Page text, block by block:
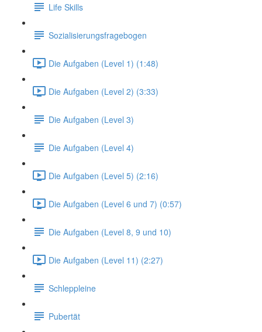
Life Skills
Sozialisierungsfragebogen
Die Aufgaben (Level 1) (1:48)
Die Aufgaben (Level 2) (3:33)
Die Aufgaben (Level 3)
Die Aufgaben (Level 4)
Die Aufgaben (Level 5) (2:16)
Die Aufgaben (Level 6 und 7) (0:57)
Die Aufgaben (Level 8, 9 und 10)
Die Aufgaben (Level 11) (2:27)
Schleppleine
Pubertät